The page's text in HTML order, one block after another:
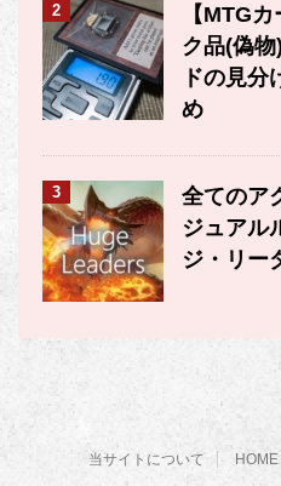
2
【MTG
ク品(偽
ドの見分
め
3
全てのア
ジュアル
ジ・リー
当サイトについて HOME